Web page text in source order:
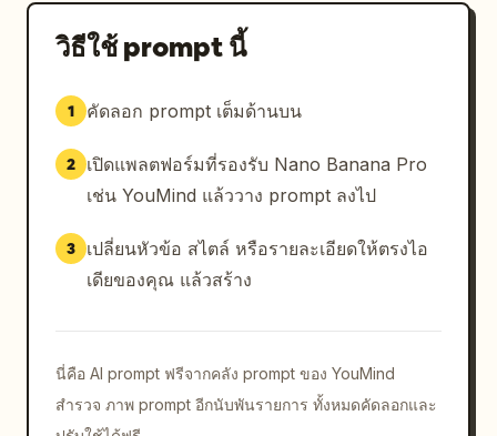
วิธีใช้ prompt นี้
1 คัดลอก prompt เต็มด้านบน
2
เปิดแพลตฟอร์มที่รองรับ Nano Banana Pro
เช่น YouMind แล้ววาง prompt ลงไป
3
เปลี่ยนหัวข้อ สไตล์ หรือรายละเอียดให้ตรงไอ
เดียของคุณ แล้วสร้าง
นี่คือ AI prompt ฟรีจากคลัง prompt ของ YouMind
สำรวจ ภาพ prompt อีกนับพันรายการ ทั้งหมดคัดลอกและ